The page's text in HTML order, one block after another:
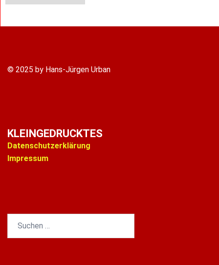
© 2025 by Hans-Jürgen Urban
KLEINGEDRUCKTES
Datenschutzerklärung
Impressum